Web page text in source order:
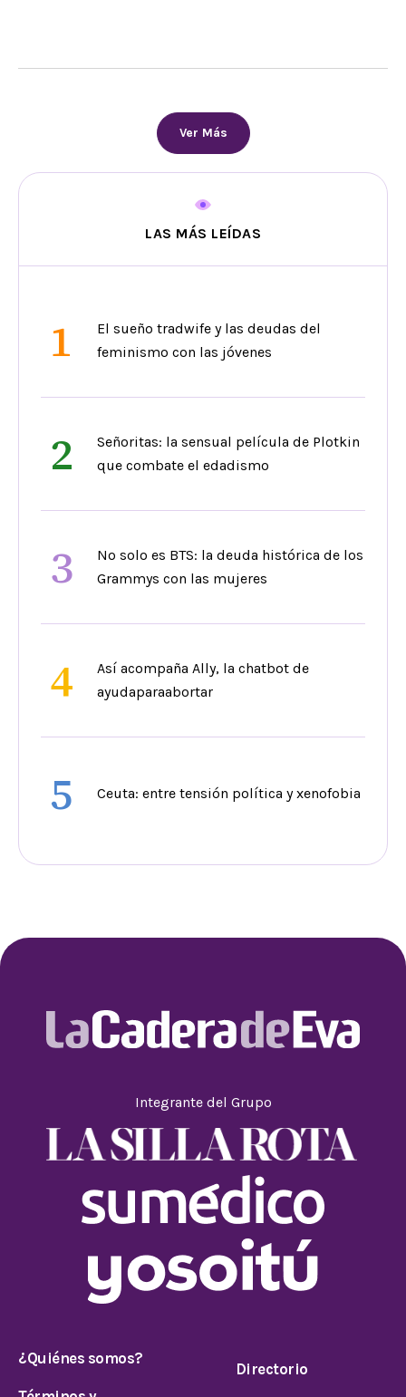
Ver Más
LAS MÁS LEÍDAS
1
El sueño tradwife y las deudas del
feminismo con las jóvenes
2
Señoritas: la sensual película de Plotkin
que combate el edadismo
3
No solo es BTS: la deuda histórica de los
Grammys con las mujeres
4
Así acompaña Ally, la chatbot de
ayudaparaabortar
5 Ceuta: entre tensión política y xenofobia
Integrante del Grupo
¿Quiénes somos?
Directorio